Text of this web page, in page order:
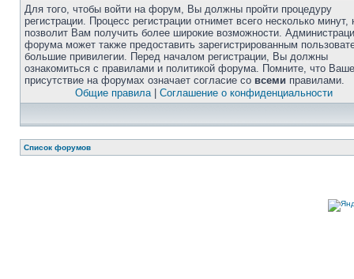
Для того, чтобы войти на форум, Вы должны пройти процедуру
регистрации. Процесс регистрации отнимет всего несколько минут,
позволит Вам получить более широкие возможности.
форума может также предоставить зарегистрированным
большие привилегии. Перед началом регистрации, Вы должны
ознакомиться с правилами и политикой форума. Помните, что Ваше
присутствие на форумах означает согласие со всеми правилами.
Общие правила| Соглашение о конфиденциальности
Список форумов